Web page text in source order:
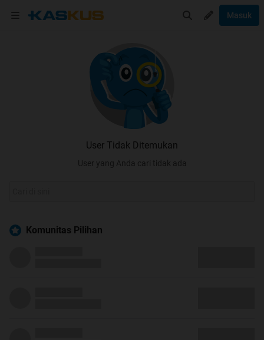
Masuk
User Tidak Ditemukan
User yang Anda cari tidak ada
Komunitas Pilihan